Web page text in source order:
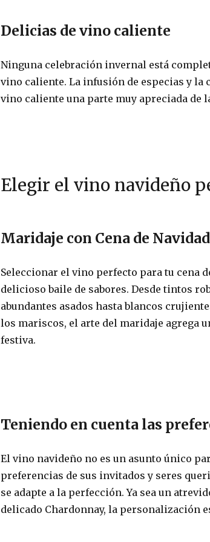
Delicias de vino caliente
Ninguna celebración invernal está
vino caliente. La infusión de especias y la
vino caliente una parte muy apreciada de
Elegir el vino navideño
Maridaje con Cena de Navidad
Seleccionar el vino perfecto para tu cena
delicioso baile de sabores. Desde tintos
abundantes asados ​​hasta blancos
los mariscos, el arte del maridaje agrega
festiva.
Teniendo en cuenta las
El vino navideño no es un asunto único
preferencias de sus invitados y seres
se adapte a la perfección. Ya sea un
delicado Chardonnay, la personalización